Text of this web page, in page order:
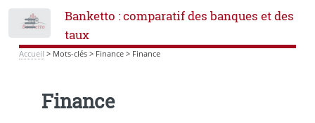
Banketto : comparatif des banques et des
taux
Accueil > Mots-clés> Finance> Finance
Finance